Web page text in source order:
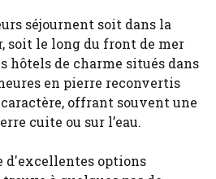
séjournent soit dans la
soit le long du front de mer
hôtels de charme situés dans
en pierre reconvertis
offrant souvent une
cuite ou sur l’eau.